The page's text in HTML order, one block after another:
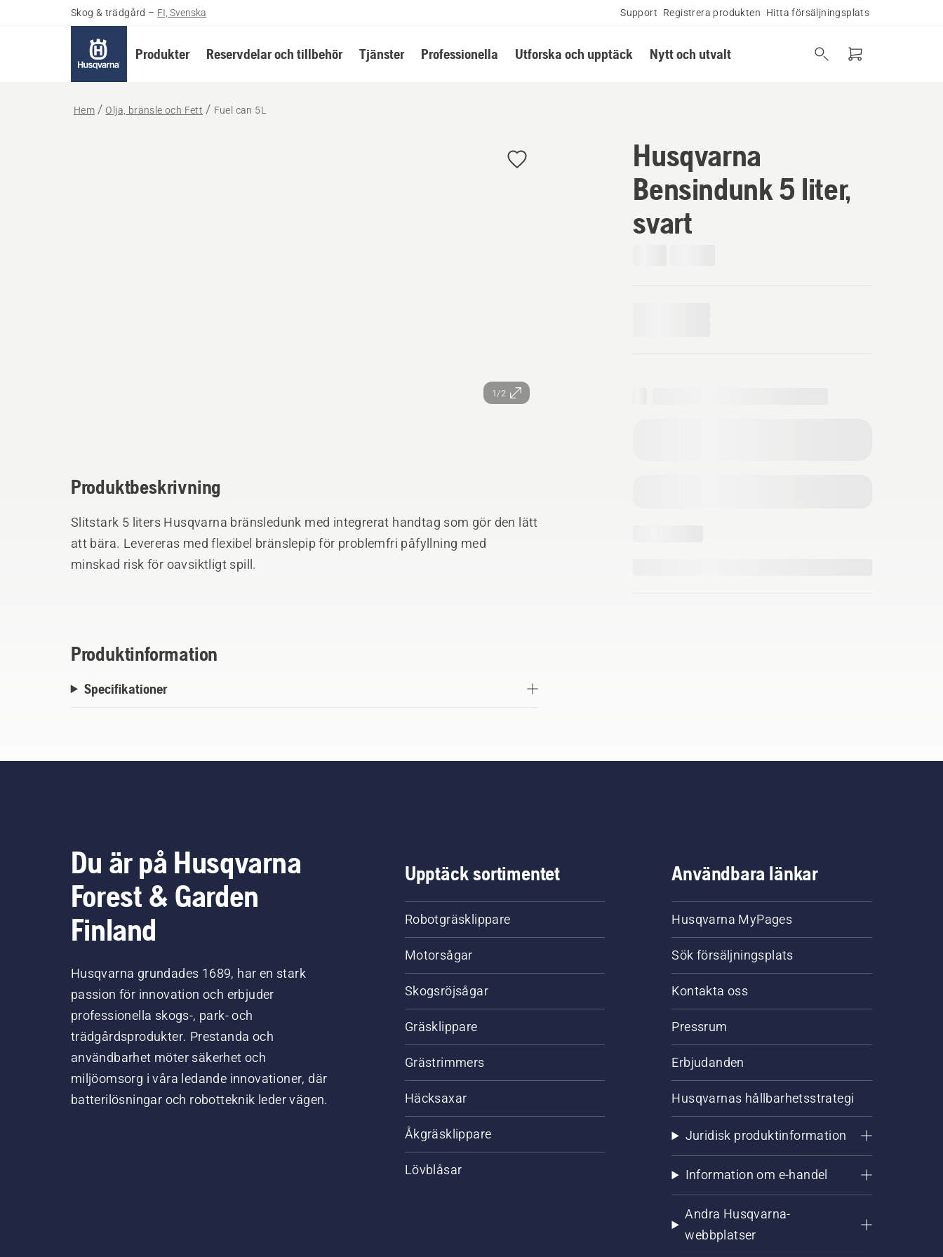
Skog & trädgård – FI, Svenska Support Registrera produkten Hitta försäljningsplats
Produkter Reservdelar och tillbehör Tjänster Professionella Utforska och upptäck Nytt och utvalt
Hem Olja, bränsle och Fett Fuel can 5L
1/2
Husqvarna
Bensindunk 5 liter,
svart
Produktbeskrivning
Slitstark 5 liters Husqvarna bränsledunk med integrerat handtag som gör den lätt
att bära. Levereras med flexibel bränslepip för problemfri påfyllning med
minskad risk för oavsiktligt spill.
Produktinformation
Specifikationer
Du är på Husqvarna
Forest & Garden
Finland
Husqvarna grundades 1689, har en stark
passion för innovation och erbjuder
professionella skogs-, park- och
trädgårdsprodukter. Prestanda och
användbarhet möter säkerhet och
miljöomsorg i våra ledande innovationer, där
batterilösningar och robotteknik leder vägen.
Upptäck sortimentet
Robotgräsklippare
Motorsågar
Skogsröjsågar
Gräsklippare
Grästrimmers
Häcksaxar
Åkgräsklippare
Lövblåsar
Användbara länkar
Husqvarna MyPages
Sök försäljningsplats
Kontakta oss
Pressrum
Erbjudanden
Husqvarnas hållbarhetsstrategi
Juridisk produktinformation
Information om e-handel
Andra Husqvarna-
webbplatser